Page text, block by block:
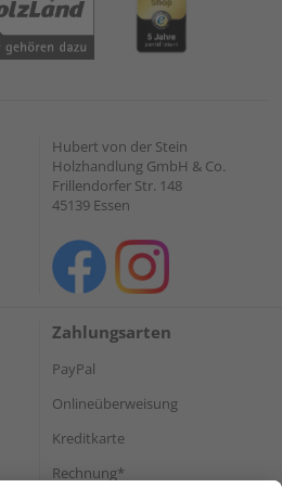
Hubert von der Stein
Holzhandlung GmbH & Co.
Frillendorfer Str. 148
45139 Essen
Zahlungsarten
PayPal
Onlineüberweisung
Kreditkarte
Rechnung*